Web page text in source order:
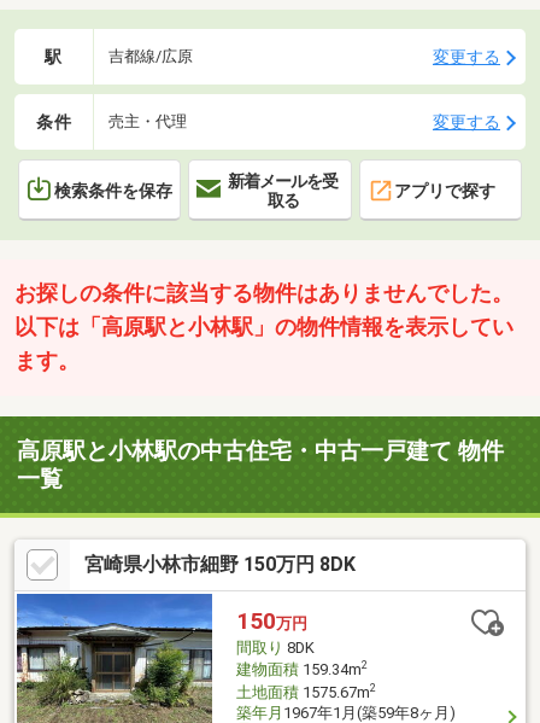
古の一戸建て物件を紹介します。
駅 吉都線/広原 変更する
条件 売主・代理 変更する
検索条件を保存
新着メールを受
取る
アプリで探す
お探しの条件に該当する物件はありませんでした。
以下は「高原駅と小林駅」の物件情報を表示してい
ます。
高原駅と小林駅の中古住宅・中古一戸建て 物件
一覧
宮崎県小林市細野 150万円 8DK
150万円
間取り 8DK
建物面積159.34m2
土地面積1575.67m2
築年月 1967年1月(築59年8ヶ月)